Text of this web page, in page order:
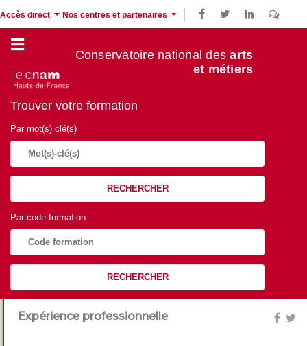
Accès direct Nos centres et partenaires
Conservatoire national desarts
et métiers
Trouver votre formation
Par mot(s) clé(s)
RECHERCHER
Par code formation
RECHERCHER
Expérience professionnelle